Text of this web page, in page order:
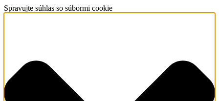
Spravujte súhlas so súbormi cookie